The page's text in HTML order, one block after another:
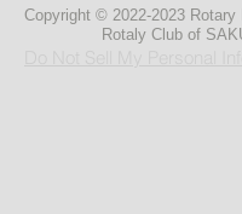
Copyright © 2022-2023
Rotaly Club of